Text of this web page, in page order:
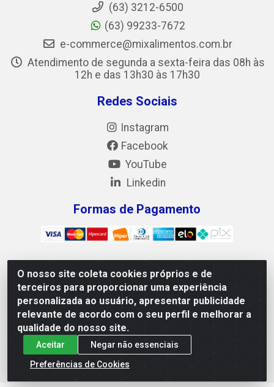
O nosso site coleta cookies próprios e de
terceiros para proporcionar uma experiência
personalizada ao usuário, apresentar publicidade
relevante de acordo com o seu perfil e melhorar a
qualidade do nosso site.
Aceitar
Negar não essenciais
Preferências de Cookies
(63) 3212-6500
(63) 99233-7672
e-commerce@mixalimentos.com.br
Atendimento de segunda a sexta-feira das 08h às
12h e das 13h30 às 17h30
Redes Sociais
Instagram
Facebook
YouTube
Linkedin
Formas de Pagamento
Mix Alimentos LTDA - Quadra Asr Ne 55 (412 Norte), Alameda
02, S/N - Plano Diretor Norte, Palmas/TO - CEP 77.006-540 -
CNPJ 05.922.500/0001-02